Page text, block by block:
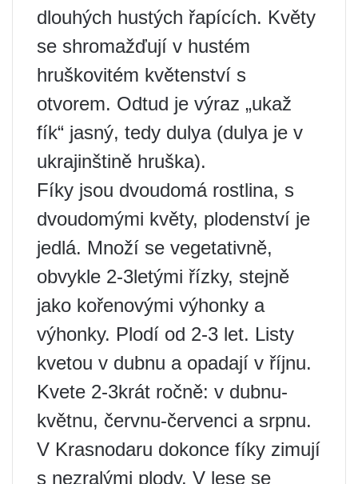
dlouhých hustých řapících. Květy
se shromažďují v hustém
hruškovitém květenství s
otvorem. Odtud je výraz „ukaž
fík“ jasný, tedy dulya (dulya je v
ukrajinštině hruška).
Fíky jsou dvoudomá rostlina, s
dvoudomými květy, plodenství je
jedlá. Množí se vegetativně,
obvykle 2-3letými řízky, stejně
jako kořenovými výhonky a
výhonky. Plodí od 2-3 let. Listy
kvetou v dubnu a opadají v říjnu.
Kvete 2-3krát ročně: v dubnu-
květnu, červnu-červenci a srpnu.
V Krasnodaru dokonce fíky zimují
s nezralými plody. V lese se